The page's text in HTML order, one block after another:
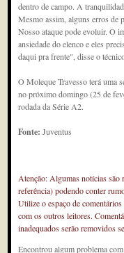
dentro de campo. A
Mesmo assim, alguns erros de
Nosso ataque pode evoluir. O
ansiedade do elenco e eles
daqui pra frente", disse o
O Moleque Travesso terá uma
no próximo domingo (25 de
rodada da Série A2.
Fonte:Juventus
Atenção: Algumas notícias são
referência) podendo conter
Utilize o espaço de
com os outros leitores.
inadequados serão removidos
Encontrou algum problema